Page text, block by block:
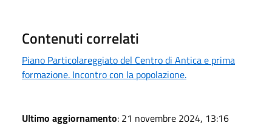
Contenuti correlati
Piano Particolareggiato del Centro di Antica e prima
formazione. Incontro con la popolazione.
Ultimo aggiornamento: 21 novembre 2024, 13:16